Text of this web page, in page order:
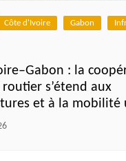
Côte d'Ivoire Gabon
: la
s’étend aux
et à la mobilité